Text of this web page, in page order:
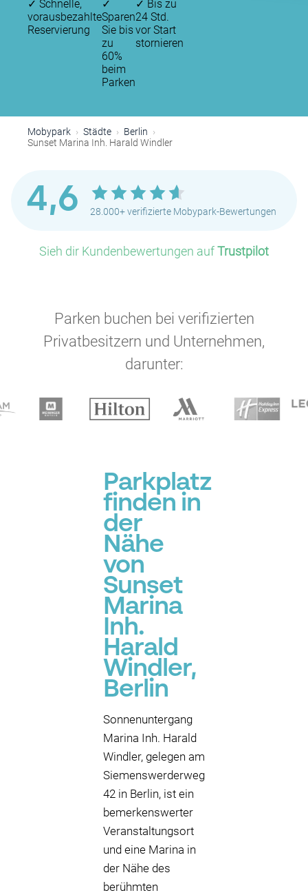
✓ Schnelle,
vorausbezahlte
Reservierung
✓
Sparen
Sie bis
zu
60%
beim
Parken
✓ Bis zu
24 Std.
vor Start
stornieren
Mobypark Städte
Berlin
Sunset Marina Inh. Harald Windler
4,6 28.000+ verifizierte Mobypark-Bewertungen
Sieh dir Kundenbewertungen aufTrustpilot
Parken buchen bei verifizierten
Privatbesitzern und Unternehmen,
darunter:
Parkplatz
finden in
der
Nähe
von
Sunset
Marina
Inh.
Harald
Windler,
Berlin
Sonnenuntergang
Marina Inh. Harald
Windler, gelegen am
Siemenswerderweg
42 in Berlin, ist ein
bemerkenswerter
Veranstaltungsort
und eine Marina in
der Nähe des
berühmten